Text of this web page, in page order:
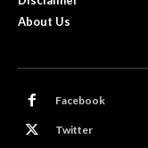
About Us
Facebook
Twitter